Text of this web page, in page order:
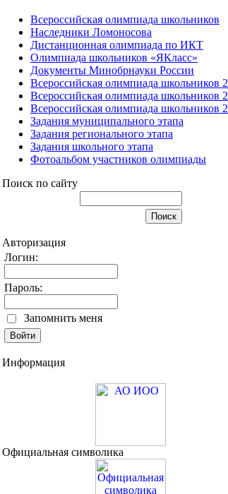
Всероссийская олимпиада школьников
Наследники Ломоносова
Дистанционная олимпиада по ИКТ
Олимпиада школьников «ЯКласс»
Документы Минобрнауки России
Всероссийская олимпиада школьников
Всероссийская олимпиада школьников
Всероссийская олимпиада школьников
Задания муниципального этапа
Задания регионального этапа
Задания школьного этапа
Фотоальбом участников олимпиады
Поиск по сайту
Авторизация
Логин:
Пароль:
Запомнить меня
Информация
Официальная символика